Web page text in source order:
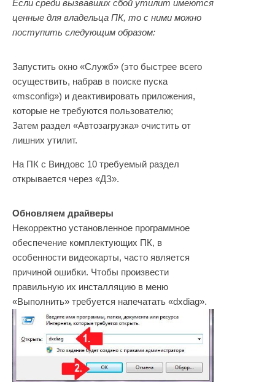
Если среди вызвавших сбой утилит имеются
ценные для владельца ПК, то с ними можно
поступить следующим образом:
Запустить окно «Служб» (это быстрее всего
осуществить, набрав в поиске пуска
«msconfig») и деактивировать приложения,
которые не требуются пользователю;
Затем раздел «Автозагрузка» очистить от
лишних утилит.
На ПК с Виндовс 10 требуемый раздел
открывается через «ДЗ».
Обновляем драйверы
Некорректно установленное программное
обеспечение комплектующих ПК, в
особенности видеокарты, часто является
причиной ошибки. Чтобы произвести
правильную их инсталляцию в меню
«Выполнить» требуется напечатать «dxdiag».